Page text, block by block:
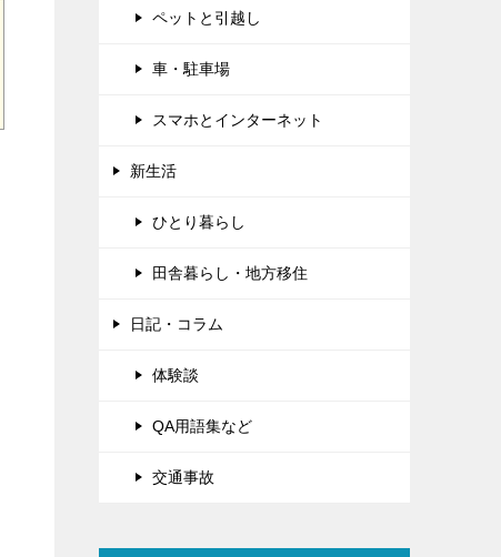
ペットと引越し
車・駐車場
スマホとインターネット
新生活
ひとり暮らし
田舎暮らし・地方移住
日記・コラム
体験談
QA用語集など
交通事故